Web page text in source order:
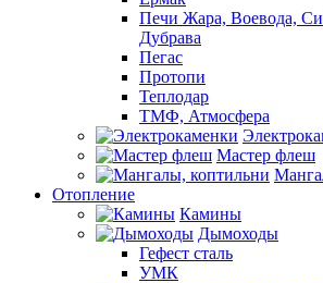
Печи Жара, Воевода,
Дубрава
Пегас
Протопи
Теплодар
ТМФ, Атмосфера
Мастер флеш
Отопление
Камины
Дымоходы
Гефест сталь
УМК